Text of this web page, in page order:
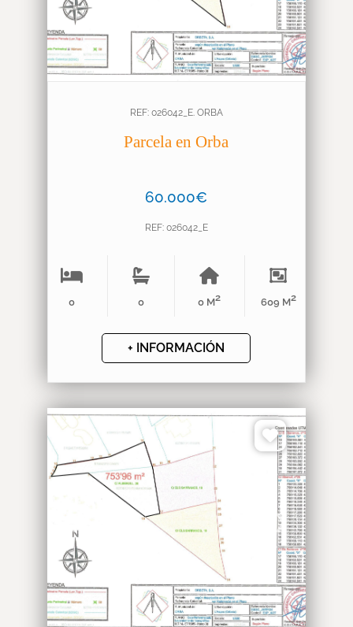
REF: 026042_E. ORBA
Parcela en Orba
60.000€
REF: 026042_E
0 0 0 M2 609 M2
+ INFORMACIÓN
❯